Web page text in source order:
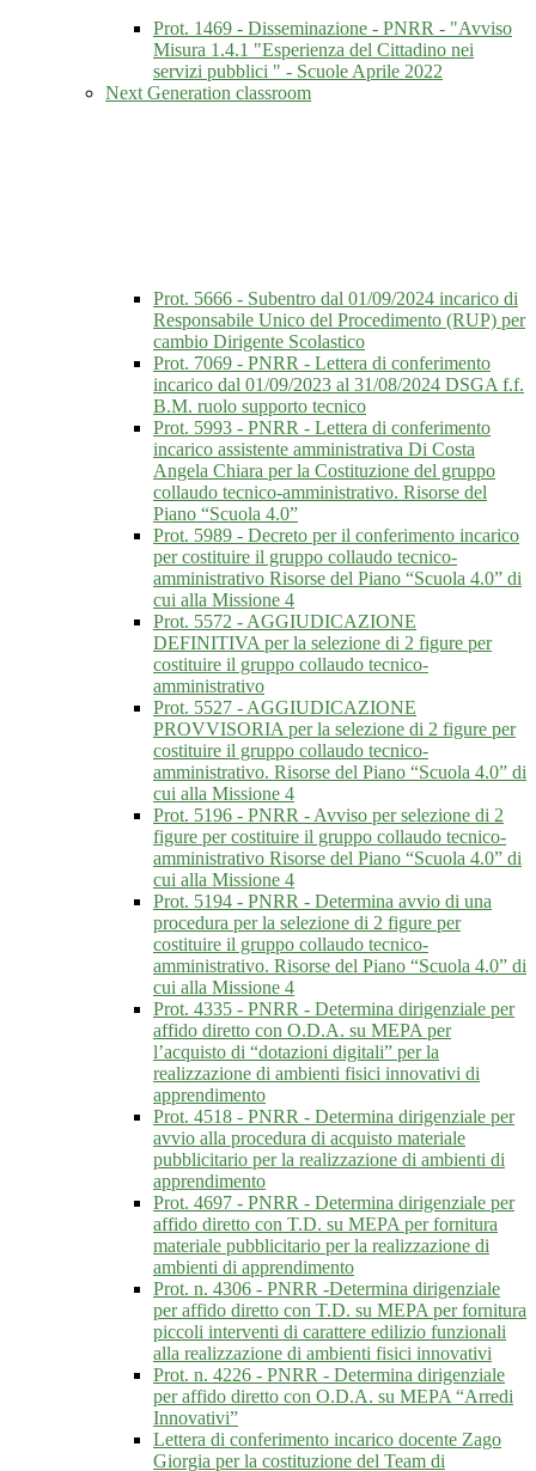
Prot. 1469 - Disseminazione - PNRR - "Avviso
Misura 1.4.1 "Esperienza del Cittadino nei
servizi pubblici " - Scuole Aprile 2022
Next Generation classroom
Prot. 5666 - Subentro dal 01/09/2024 incarico di
Responsabile Unico del Procedimento (RUP) per
cambio Dirigente Scolastico
Prot. 7069 - PNRR - Lettera di conferimento
incarico dal 01/09/2023 al 31/08/2024 DSGA f.f.
B.M. ruolo supporto tecnico
Prot. 5993 - PNRR - Lettera di conferimento
incarico assistente amministrativa Di Costa
Angela Chiara per la Costituzione del gruppo
collaudo tecnico-amministrativo. Risorse del
Piano “Scuola 4.0”
Prot. 5989 - Decreto per il conferimento incarico
per costituire il gruppo collaudo tecnico-
amministrativo Risorse del Piano “Scuola 4.0” di
cui alla Missione 4
Prot. 5572 - AGGIUDICAZIONE
DEFINITIVA per la selezione di 2 figure per
costituire il gruppo collaudo tecnico-
amministrativo
Prot. 5527 - AGGIUDICAZIONE
PROVVISORIA per la selezione di 2 figure per
costituire il gruppo collaudo tecnico-
amministrativo. Risorse del Piano “Scuola 4.0” di
cui alla Missione 4
Prot. 5196 - PNRR - Avviso per selezione di 2
figure per costituire il gruppo collaudo tecnico-
amministrativo Risorse del Piano “Scuola 4.0” di
cui alla Missione 4
Prot. 5194 - PNRR - Determina avvio di una
procedura per la selezione di 2 figure per
costituire il gruppo collaudo tecnico-
amministrativo. Risorse del Piano “Scuola 4.0” di
cui alla Missione 4
Prot. 4335 - PNRR - Determina dirigenziale per
affido diretto con O.D.A. su MEPA per
l’acquisto di “dotazioni digitali” per la
realizzazione di ambienti fisici innovativi di
apprendimento
Prot. 4518 - PNRR - Determina dirigenziale per
avvio alla procedura di acquisto materiale
pubblicitario per la realizzazione di ambienti di
apprendimento
Prot. 4697 - PNRR - Determina dirigenziale per
affido diretto con T.D. su MEPA per fornitura
materiale pubblicitario per la realizzazione di
ambienti di apprendimento
Prot. n. 4306 - PNRR -Determina dirigenziale
per affido diretto con T.D. su MEPA per fornitura
piccoli interventi di carattere edilizio funzionali
alla realizzazione di ambienti fisici innovativi
Prot. n. 4226 - PNRR - Determina dirigenziale
per affido diretto con O.D.A. su MEPA “Arredi
Innovativi”
Lettera di conferimento incarico docente Zago
Giorgia per la costituzione del Team di